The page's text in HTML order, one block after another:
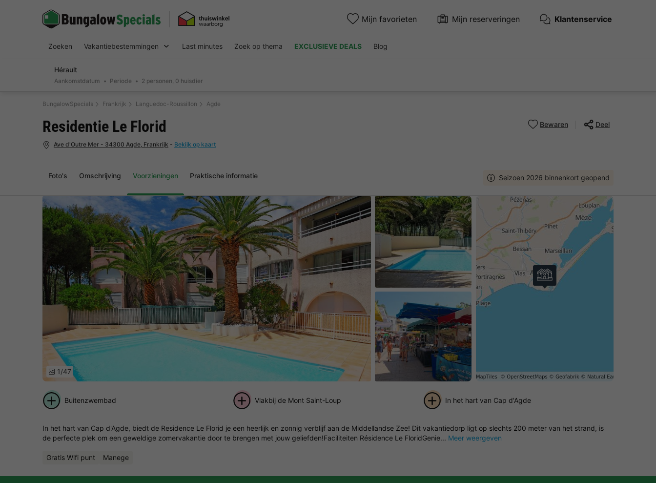
Mijn favorieten Mijn reserveringen Klantenservice
Zoeken Vakantiebestemmingen Last minutes Zoek op thema EXCLUSIEVE DEALS Blog
Hérault
Aankomstdatum Periode 2 personen, 0 huisdier
BungalowSpecials Frankrijk Languedoc-Roussillon Agde
Foto's Omschrijving Voorzieningen Praktische informatie Seizoen 2026 binnenkort geopend
Residentie Le Florid Bewaren Deel
Ave d'Outre Mer - 34300 Agde, Frankrijk - Bekijk op kaart
foto's
1/47
Buitenzwembad Vlakbij de Mont Saint-Loup In het hart van Cap d'Agde
In het hart van Cap d'Agde, biedt de Residence Le Florid je een heerlijk en zonnig verblijf aan de Middellandse Zee! Dit vakantiedorp ligt op slechts 200 meter van het strand, is
de perfecte plek om een geweldige zomervakantie door te brengen met jouw geliefden!Faciliteiten Résidence Le FloridGenie... Meer weergeven
Gratis Wifi punt Manege